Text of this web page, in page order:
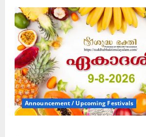
Announcement / Upcoming Festivals